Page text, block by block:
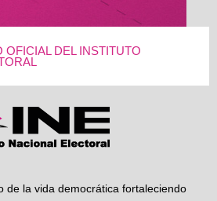
OFICIAL DEL INSTITUTO
de la vida democrática fortaleciendo